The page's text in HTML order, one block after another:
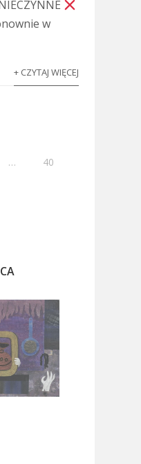
w
+ CZYTAJ WIĘCEJ
… 40